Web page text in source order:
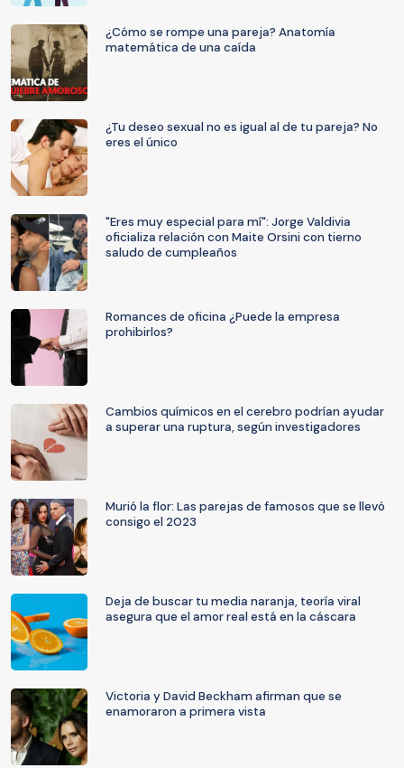
¿Cómo se rompe una pareja? Anatomía
matemática de una caída
¿Tu deseo sexual no es igual al de tu pareja? No
eres el único
"Eres muy especial para mí": Jorge Valdivia
oficializa relación con Maite Orsini con tierno
saludo de cumpleaños
Romances de oficina ¿Puede la empresa
prohibirlos?
Cambios químicos en el cerebro podrían ayudar
a superar una ruptura, según investigadores
Murió la flor: Las parejas de famosos que se llevó
consigo el 2023
Deja de buscar tu media naranja, teoría viral
asegura que el amor real está en la cáscara
Victoria y David Beckham afirman que se
enamoraron a primera vista